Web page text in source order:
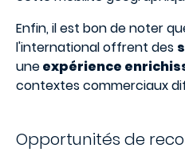
Enfin, il est bon de noter
l'international offrent des
uneexpérience
contextes commerciaux
Opportunités de